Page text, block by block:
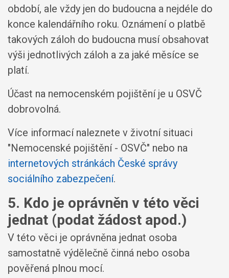
období, ale vždy jen do budoucna a nejdéle do
konce kalendářního roku. Oznámení o platbě
takových záloh do budoucna musí obsahovat
výši jednotlivých záloh a za jaké měsíce se
platí.
Účast na nemocenském pojištění je u OSVČ
dobrovolná.
Více informací naleznete v životní situaci
"Nemocenské pojištění - OSVČ" nebo na
internetových stránkách České správy
sociálního zabezpečení.
5. Kdo je oprávněn v této věci
jednat (podat žádost apod.)
V této věci je oprávněna jednat osoba
samostatně výdělečně činná nebo osoba
pověřená plnou mocí.